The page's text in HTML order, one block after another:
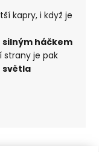
kapry, i když je
silným háčkem
strany je pak
světla